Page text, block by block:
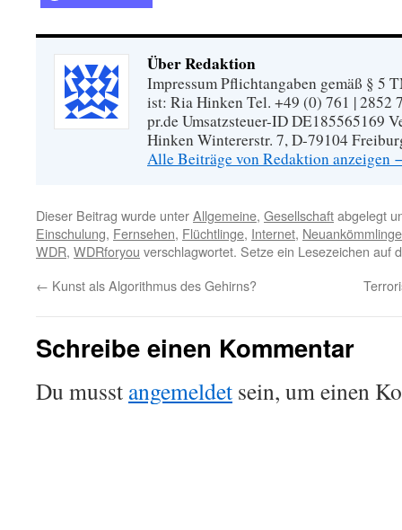
Über Redaktion
Impressum Pflichtangaben gemäß § 5
ist: Ria Hinken Tel. +49 (0) 761 | 2852
pr.de Umsatzsteuer-ID DE185565169
Hinken Wintererstr. 7, D-79104
Alle Beiträge von Redaktion anzeigen
Dieser Beitrag wurde unterAllgemeine, Gesellschaftabgelegt
Einschulung, Fernsehen, Flüchtlinge, Internet, Neuankömmlinge
WDR, WDRforyou verschlagwortet. Setze ein Lesezeichen auf
← Kunst als Algorithmus des Gehirns?
Schreibe einen Kommentar
Du musst angemeldet sein, um einen